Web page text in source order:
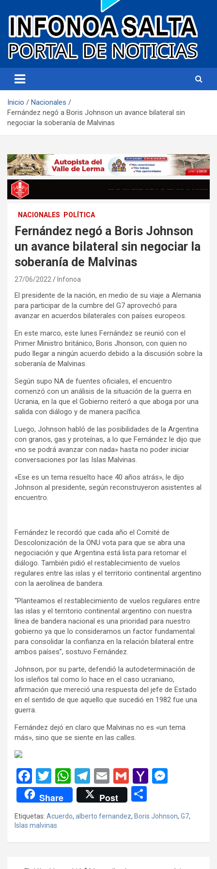
Infonoa Salta
Inicio
Nacionales
Fernández negó a Boris Johnson un avance bilateral sin
negociar la soberanía de Malvinas
NACIONALES POLÍTICA
Fernández negó a Boris Johnson
un avance bilateral sin negociar la
soberanía de Malvinas
27/06/2022 Infonoa
El presidente de la nación, en medio de su viaje a Alemania
para participar de la cumbre del G7 aprovechó para
avanzar en acuerdos bilaterales con países europeos.
En este marco, este lunes Fernández se reunió con el
Primer Ministro británico, Boris Jhonson, con quien no
pudo llegar a ningún acuerdo debido a la discusión sobre la
soberanía de Malvinas.
Según supo NA de fuentes oficiales, el encuentro
comenzó con un análisis de la situación de la guerra en
Ucrania, en la que el Gobierno reiteró a que aboga por una
salida con diálogo y de manera pacífica.
Luego, Johnson habló de las posibilidades de la Argentina
con granos, gas y proteínas, a lo que Fernández le dijo que
«no se podrá avanzar con nada» hasta no poder iniciar
conversaciones por las Islas Malvinas.
«Ese es un tema resuelto hace 40 años atrás», le dijo
Johnson al presidente, según reconstruyeron asistentes al
encuentro.
Fernández le recordó que cada año el Comité de
Descolonización de la ONU vota para que se abra una
negociación y que Argentina está lista para retomar el
diálogo. También pidió el restablecimiento de vuelos
regulares entre las islas y el territorio continental argentino
con la aerolínea de bandera.
“Planteamos el restablecimiento de vuelos regulares entre
las islas y el territorio continental argentino con nuestra
línea de bandera nacional es una prioridad para nuestro
gobierno ya que lo consideramos un factor fundamental
para consolidar la confianza en la relación bilateral entre
ambos países”, sostuvo Fernández.
Johnson, por su parte, defendió la autodeterminación de
los isleños tal como lo hace en el caso ucraniano,
afirmación que mereció una respuesta del jefe de Estado
en el sentido de que aquello que sucedió en 1982 fue una
guerra.
Fernández dejó en claro que Malvinas no es «un tema
más», sino que se siente en las calles.
F
a
ce
b
o
T
wi
tt
er
W
h
at
s
A
T
el
e
gr
a
E
m
ail
G
m
ail
Y
o
o
n
g
Share Post
o
m
p
Etiquetas: Acuerdo, alberto fernandez, Boris Johnson, G7,
Islas malvinas